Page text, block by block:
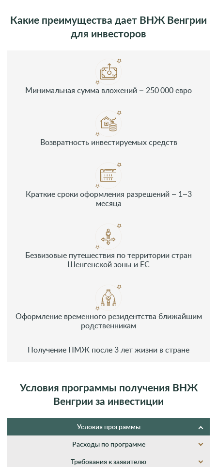
Какие преимущества дает ВНЖ Венгрии
для инвесторов
Минимальная сумма вложений – 250 000 евро
Возвратность инвестируемых средств
Краткие сроки оформления разрешений – 1–3
месяца
Безвизовые путешествия по территории стран
Шенгенской зоны и ЕС
Оформление временного резидентства ближайшим
родственникам
Условия программы получения ВНЖ
Венгрии за инвестиции